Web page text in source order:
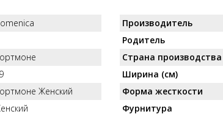
Женский
Производитель
Родитель
Страна производства
Ширина (см)
Форма жесткости
Фурнитура